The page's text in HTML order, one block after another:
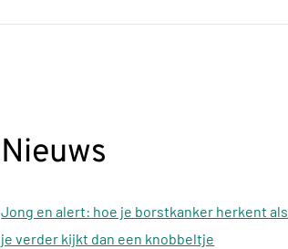
Nieuws
Jong en alert: hoe je borstkanker herkent als
je verder kijkt dan een knobbeltje